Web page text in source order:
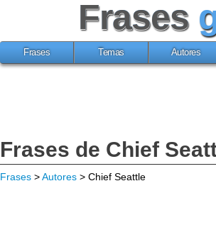
Frases
Frases Temas Autores
Frases de Chief
Frases >Autores > Chief Seattle